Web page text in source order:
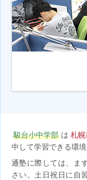
駿台小中学部 は 札
中して学習できる環
通塾に際しては、ま
さい。土日祝日に自